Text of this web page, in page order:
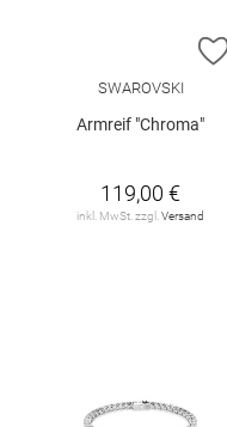
SWAROVSKI
Armreif "Chroma"
119,00 €
inkl. MwSt. zzgl. Versand